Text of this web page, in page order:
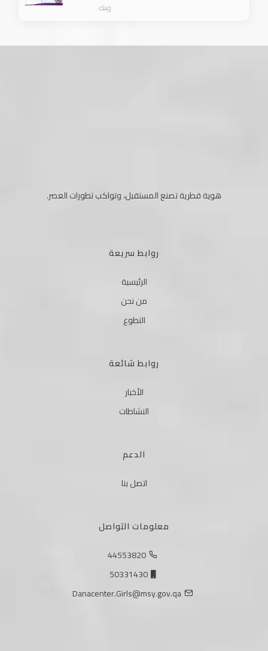
وينك
هوية قطرية تصنع المستقبل، وتواكب تطورات العصر.
روابط سريعة
الرئيسية
من نحن
التطوع
روابط شائعة
الأخبار
النشاطات
الدعم
اتصل بنا
معلومات التواصل
44553820
50331430
Danacenter.Girls@msy.gov.qa